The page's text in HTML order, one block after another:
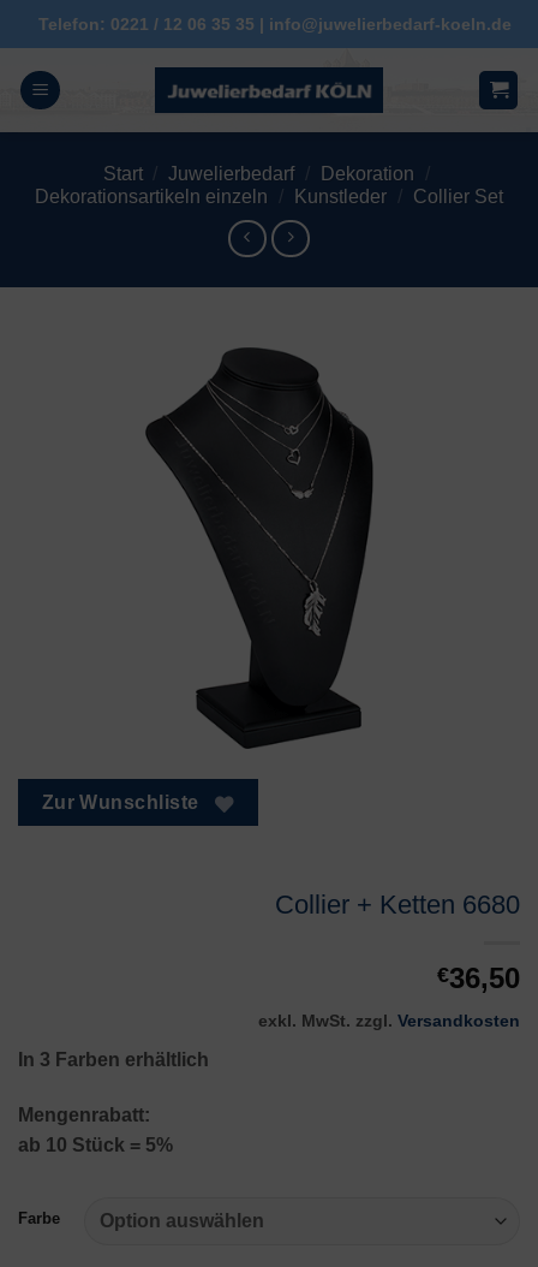
Zum
Inhalt
springen
Telefon: 0221 / 12 06 35 35 | info@juwelierbedarf-koeln.de
Start / Juwelierbedarf / Dekoration
/
Dekorationsartikeln einzeln
/ Kunstleder / Collier Set
Zur Wunschliste
Collier + Ketten 6680
€36,50
exkl. MwSt. zzgl. Versandkosten
In 3 Farben erhältlich
Mengenrabatt:
ab 10 Stück = 5%
Farbe